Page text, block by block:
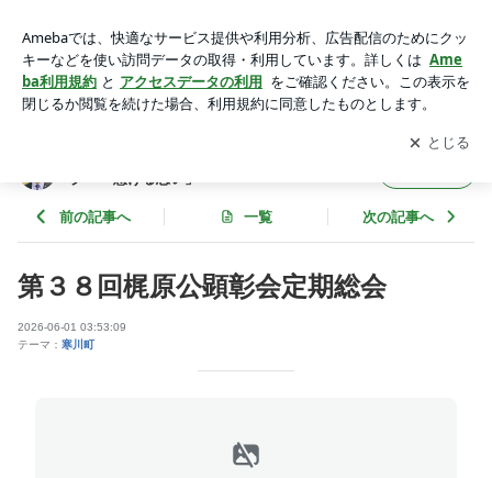
ィシャルブログ 「懸ける思い」
アプリをダウンロードして ブログの更新通知
を受け取りまし
ょう。
開く
グ 「懸ける思い」
前の記事へ 一覧 次の記事へ
第３８回梶原公顕彰会定期総会
2026-06-01 03:53:09
テーマ： 寒川町